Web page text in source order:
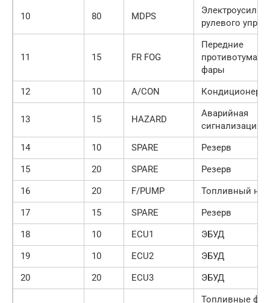
10 80 MDPS
рулевого
11 15 FR FOG
Передние
фары
12
10 A/CON Кондиционер
13 15 HAZARD
Аварийная
сигнализация
14
10 SPARE
Резерв
15
20 SPARE
Резерв
16
20 F/PUMP
Топливный
17
15 SPARE
Резерв
18
10 ECU1
ЭБУД
19
10 ECU2
ЭБУД
20
20 ECU3 ЭБУД
Топливные